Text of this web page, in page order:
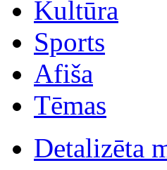
Kultūra
Sports
Afiša
Tēmas
Detalizēta